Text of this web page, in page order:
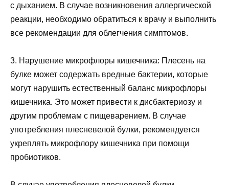
с дыханием. В случае возникновения аллергической
реакции, необходимо обратиться к врачу и выполнить
все рекомендации для облегчения симптомов.
3. Нарушение микрофлоры кишечника: Плесень на
булке может содержать вредные бактерии, которые
могут нарушить естественный баланс микрофлоры
кишечника. Это может привести к дисбактериозу и
другим проблемам с пищеварением. В случае
употребления плесневелой булки, рекомендуется
укреплять микрофлору кишечника при помощи
пробиотиков.